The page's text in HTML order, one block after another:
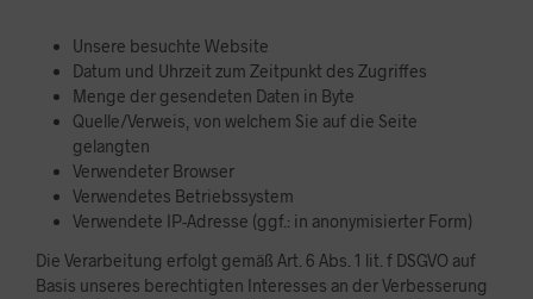
Unsere besuchte Website
Datum und Uhrzeit zum Zeitpunkt des Zugriffes
Menge der gesendeten Daten in Byte
Quelle/Verweis, von welchem Sie auf die Seite
gelangten
Verwendeter Browser
Verwendetes Betriebssystem
Verwendete IP-Adresse (ggf.: in anonymisierter Form)
Die Verarbeitung erfolgt gemäß Art. 6 Abs. 1 lit. f DSGVO auf
Basis unseres berechtigten Interesses an der Verbesserung